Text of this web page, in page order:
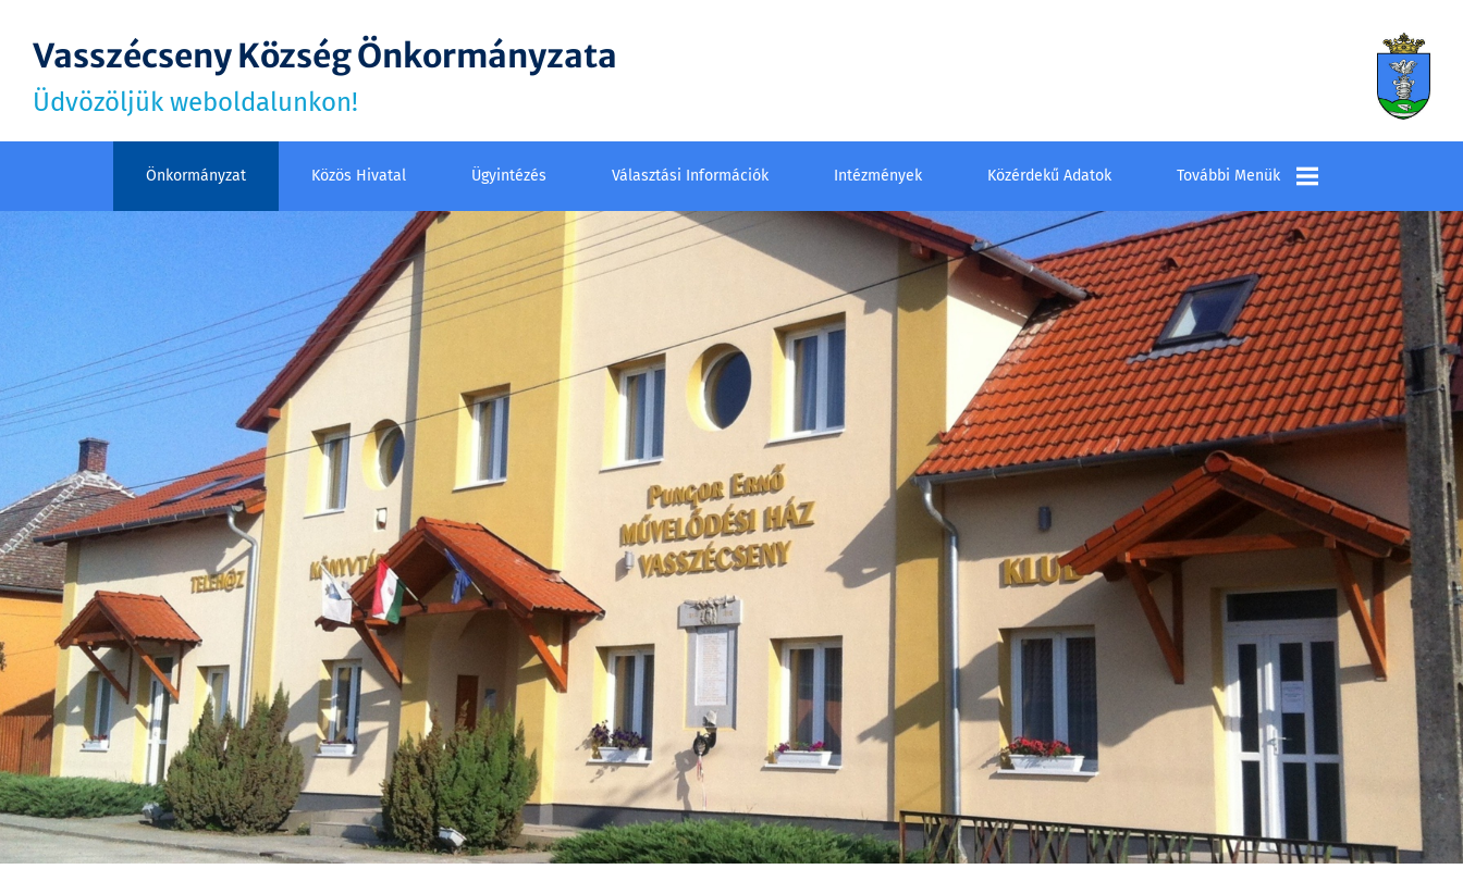
Vasszécseny Község Önkormányzata
Üdvözöljük weboldalunkon!
Önkormányzat Közös Hivatal Ügyintézés Választási Információk Intézmények Közérdekű Adatok További Menük
Település
Elérhetőségek
Látnivalók
Szombathelyi
Kistérség Többcélú
Társulás
Intézményfenntartó
Társulás
Vasszécsenyi
Üzenet
Esküvő
Időpontfoglalás